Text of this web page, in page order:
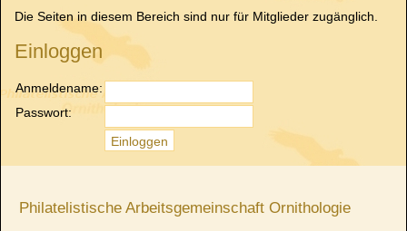
Die Seiten in diesem Bereich sind nur für Mitglieder zugänglich.
Einloggen
Anmeldename:
Passwort:
Philatelistische Arbeitsgemeinschaft Ornithologie